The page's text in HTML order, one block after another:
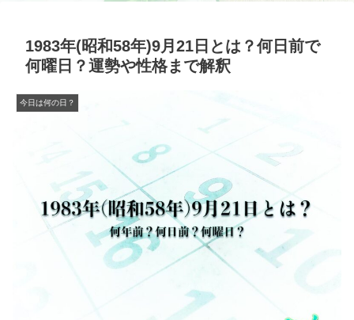
1983年(昭和58年)9月21日とは？何日前で
何曜日？運勢や性格まで解釈
今日は何の日？